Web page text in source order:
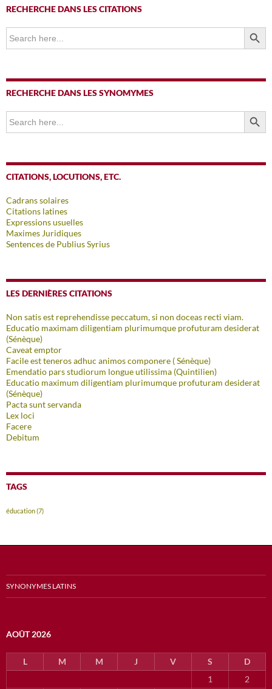
RECHERCHE DANS LES CITATIONS
Search
for:
SEARCH
RECHERCHE DANS LES SYNOMYMES
Search
for:
SEARCH
CITATIONS, LOCUTIONS, ETC.
Cadrans solaires
Citations latines
Expressions usuelles
Maximes Juridiques
Sentences de Publius Syrius
LES DERNIÈRES CITATIONS
Non satis est reprehendisse peccatum, si non doceas recti viam.
Educatio maximam diligentiam plurimumque profuturam desiderat
(Sénèque)
Caveat emptor
Facile est teneros adhuc animos componere ( Sénèque)
Emendatio pars studiorum longue utilissima (Quintilien)
Educatio maximum diligentiam plurimumque profuturam desiderat
(Sénèque)
Pacta sunt servanda
Lex loci
Facere
Debitum
TAGS
éducation(7)
SYNONYMES LATINS
AOÛT 2026
L M M J V S
D
1
2